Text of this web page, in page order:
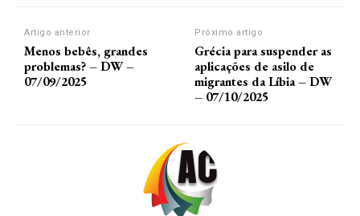
Artigo anterior
Menos bebês, grandes
problemas? – DW –
07/09/2025
Próximo artigo
Grécia para suspender as
aplicações de asilo de
migrantes da Líbia – DW
– 07/10/2025